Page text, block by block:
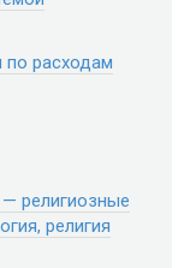
по расходам
религиозные
религия